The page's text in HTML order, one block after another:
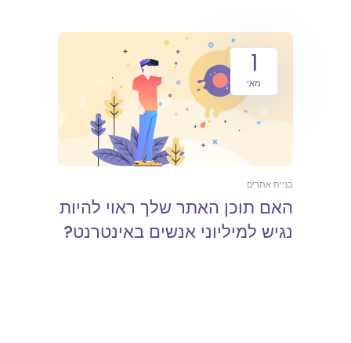
1
מאי
בניית אתרים
האם תוכן האתר שלך ראוי להיות
נגיש למיליוני אנשים באינטרנט?